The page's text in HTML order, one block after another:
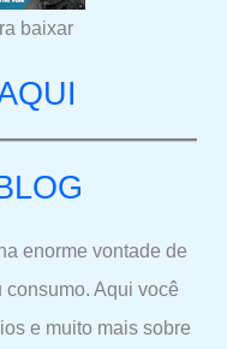
baixar
enorme vontade de
Aqui você
e muito mais sobre